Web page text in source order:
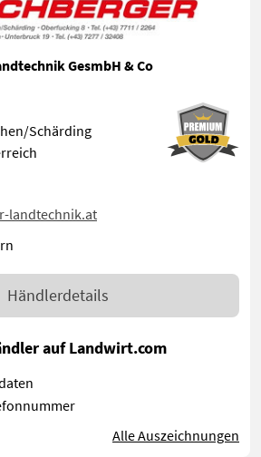
GesmbH & Co
Schärding
landtechnik.at
Händlerdetails
auf Landwirt.com
Alle Auszeichnungen